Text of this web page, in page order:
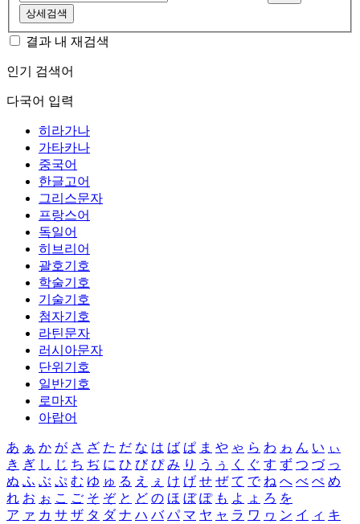
상세검색
결과 내 재검색
인기 검색어
다국어 입력
히라가나
가타카나
중국어
한글고어
그리스문자
프랑스어
독일어
히브리어
괄호기호
학술기호
기술기호
첨자기호
라틴문자
러시아문자
단위기호
일반기호
로마자
아랍어
あ ぁ か が さ ざ た だ な は ば ぱ ま や ゃ ら わ ゎ ん い ぃ
き ぎ し じ ち ぢ に ひ び ぴ み り う ぅ く ぐ す ず つ づ っ
ぬ ふ ぶ ぷ む ゆ ゅ る え ぇ け げ せ ぜ て で ね へ べ ぺ め
れ お ぉ こ ご そ ぞ と ど の ほ ぼ ぽ も よ ょ ろ を
ア ァ カ サ ザ タ ダ ナ ハ バ パ マ ヤ ャ ラ ワ ヮ ン イ ィ キ